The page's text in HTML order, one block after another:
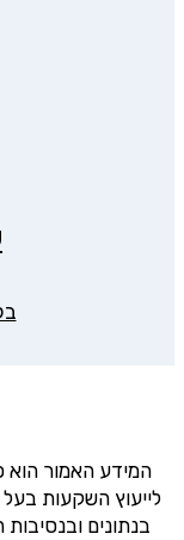
המידע האמור הוא
לייעוץ השקעות
בנתונים